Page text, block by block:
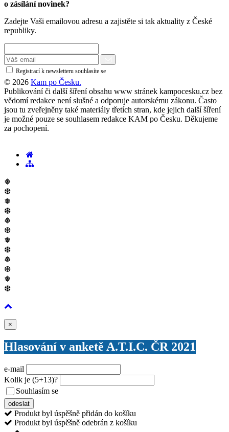
o zásílání novinek?
Zadejte Vaši emailovou adresu a zajistěte si tak aktuality z České
republiky.
Registrací k newsletteru souhlasíte se
© 2026 Kam po Česku.
Publikování či další šíření obsahu www stránek kampocesku.cz bez
vědomí redakce není slušné a odporuje autorskému zákonu. Často
jsou tu zveřejněny také materiály třetích stran, kde jejich další šíření
je možné pouze se souhlasem redakce KAM po Česku. Děkujeme
za pochopení.
❅
❆
❅
❆
❅
❆
❅
❆
❅
❆
❅
❆
×
Hlasování v anketě A.T.I.C. ČR 2021
e-mail
Kolik je (5+13)?
Souhlasím se
odeslat
Produkt byl úspěšně přidán do košíku
Produkt byl úspěšně odebrán z košíku